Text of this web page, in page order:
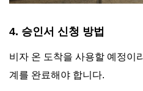
4. 승인서 신청 방법
비자 온 도착을 사용할 예정이
계를 완료해야 합니다.